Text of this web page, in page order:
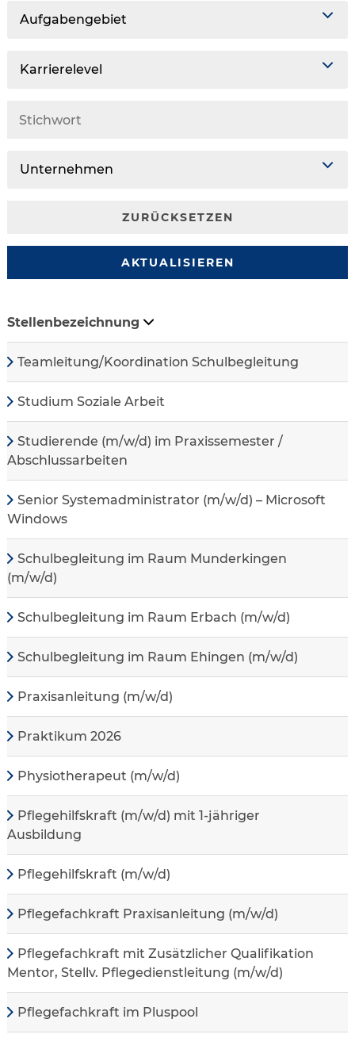
Aufgabengebiet
Karrierelevel
Unternehmen
ZURÜCKSETZEN
AKTUALISIEREN
Stellenbezeichnung
Teamleitung/Koordination Schulbegleitung
Studium Soziale Arbeit
Studierende (m/w/d) im Praxissemester /
Abschlussarbeiten
Senior Systemadministrator (m/w/d) – Microsoft
Windows
Schulbegleitung im Raum Munderkingen
(m/w/d)
Schulbegleitung im Raum Erbach (m/w/d)
Schulbegleitung im Raum Ehingen (m/w/d)
Praxisanleitung (m/w/d)
Praktikum 2026
Physiotherapeut (m/w/d)
Pflegehilfskraft (m/w/d) mit 1-jähriger
Ausbildung
Pflegehilfskraft (m/w/d)
Pflegefachkraft Praxisanleitung (m/w/d)
Pflegefachkraft mit Zusätzlicher Qualifikation
Mentor, Stellv. Pflegedienstleitung (m/w/d)
Pflegefachkraft im Pluspool